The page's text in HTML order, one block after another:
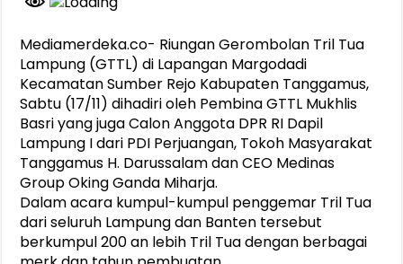
Mediamerdeka.co- Riungan Gerombolan Tril Tua
Lampung (GTTL) di Lapangan Margodadi
Kecamatan Sumber Rejo Kabupaten Tanggamus,
Sabtu (17/11) dihadiri oleh Pembina GTTL Mukhlis
Basri yang juga Calon Anggota DPR RI Dapil
Lampung I dari PDI Perjuangan, Tokoh Masyarakat
Tanggamus H. Darussalam dan CEO Medinas
Group Oking Ganda Miharja.
Dalam acara kumpul-kumpul penggemar Tril Tua
dari seluruh Lampung dan Banten tersebut
berkumpul 200 an lebih Tril Tua dengan berbagai